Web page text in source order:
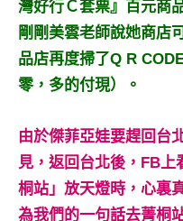
灣好行Ｃ套票』百元商
剛剛美雲老師說她商店
品店再度掃了Q R
零，多的付現）。
由於傑菲亞娃要趕回台
見，返回台北後，FB上
桐站」放天燈時，心裏
為我們的一句話去菁桐